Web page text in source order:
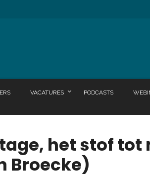
VACATURES PODCASTS
het stof tot
Broecke)